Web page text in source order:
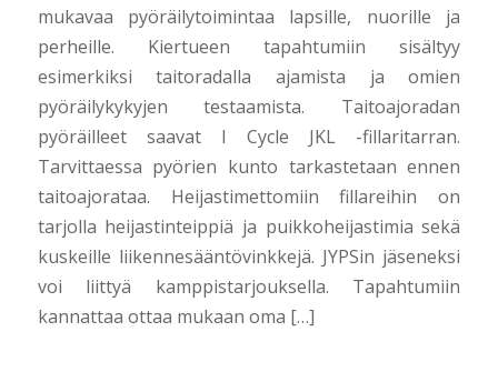
mukavaa pyöräilytoimintaa lapsille, nuorille ja
perheille. Kiertueen tapahtumiin sisältyy
esimerkiksi taitoradalla ajamista ja omien
pyöräilykykyjen testaamista. Taitoajoradan
pyöräilleet saavat I Cycle JKL -fillaritarran.
Tarvittaessa pyörien kunto tarkastetaan ennen
taitoajorataa. Heijastimettomiin fillareihin on
tarjolla heijastinteippiä ja puikkoheijastimia sekä
kuskeille liikennesääntövinkkejä. JYPSin jäseneksi
voi liittyä kamppistarjouksella. Tapahtumiin
kannattaa ottaa mukaan oma […]